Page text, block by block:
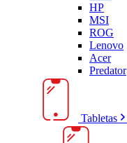
HP
MSI
ROG
Lenovo
Acer
Predator
Tabletas